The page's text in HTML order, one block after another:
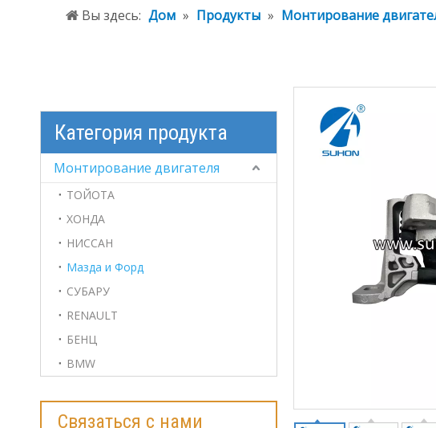
Вы здесь: Дом » Продукты » Монтирование
Категория продукта
Монтирование двигателя
ТОЙОТА
ХОНДА
НИССАН
Мазда и Форд
СУБАРУ
RENAULT
БЕНЦ
BMW
Связаться с нами